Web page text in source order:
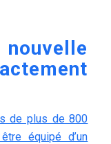
de plus de 800
équipé d’un